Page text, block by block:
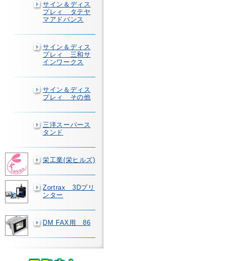
サイン＆ディス
プレィ タテヤ
マアドバンス
サイン＆ディス
プレィ 三和サ
インワークス
サイン＆ディス
プレィ その他
三洋スーパース
タンド
栄工業(栄ヒルズ)
Zortrax 3Dプリ
ンター
DM FAX用 86